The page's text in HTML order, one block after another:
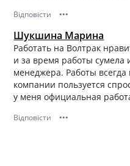
Відповісти •••
Шукшина Марина
Работать на Волтрак
и за время работы сумела
менеджера. Работы всегда
компании пользуется
у меня официальная
Відповісти •••